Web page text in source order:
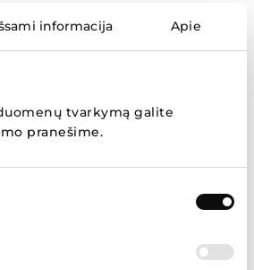
informacija Apie
tvarkymą galite
pranešime.
g. 2, Vilnius